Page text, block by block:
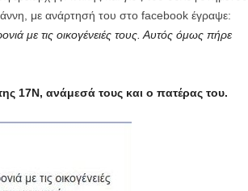
με ανάρτησή του στο facebook έγραψε:
με τις οικογένειές τους. Αυτός όμως πήρε
17Ν, ανάμεσά τους και ο πατέρας του.